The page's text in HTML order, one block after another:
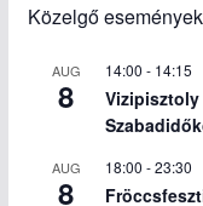
Közelgő események
AUG
8
14:00 - 14:15
AUG
8
18:00 -23:30